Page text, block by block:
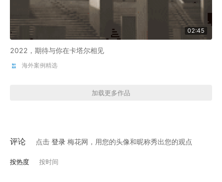
02:45
2022，期待与你在卡塔尔相见
海外案例精选
加载更多作品
评论 点击 登录 梅花网，用您的头像和昵称秀出您的观点
按热度 按时间